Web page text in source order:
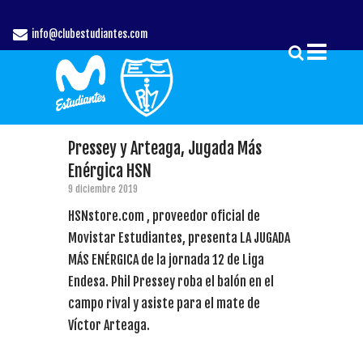
info@clubestudiantes.com
Pressey y Arteaga, Jugada Más
Enérgica HSN
9 diciembre 2019
HSNstore.com , proveedor oficial de
Movistar Estudiantes, presenta LA JUGADA
MÁS ENÉRGICA de la jornada 12 de Liga
Endesa. Phil Pressey roba el balón en el
campo rival y asiste para el mate de
Víctor Arteaga.